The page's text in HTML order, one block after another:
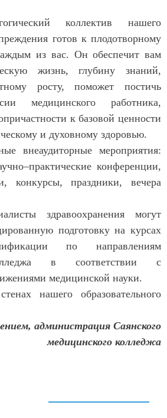
коллектив нашего
готов к плодотворному
из вас. Он обеспечит вам
жизнь, глубину знаний,
росту, поможет постичь
медицинского работника,
к базовой ценности
и духовному здоровью.
внеаудиторные мероприятия:
конференции,
конкурсы, праздники, вечера
здравоохранения могут
подготовку на курсах
по направлениям
в соответствии с
медицинской науки.
нашего образовательного
администрация Саянского
медицинского колледжа